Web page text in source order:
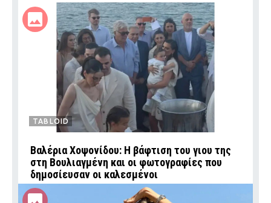
TABLOID
Βαλέρια Χοψονίδου: Η βάφτιση του γιου της
στη Βουλιαγμένη και οι φωτογραφίες που
δημοσίευσαν οι καλεσμένοι